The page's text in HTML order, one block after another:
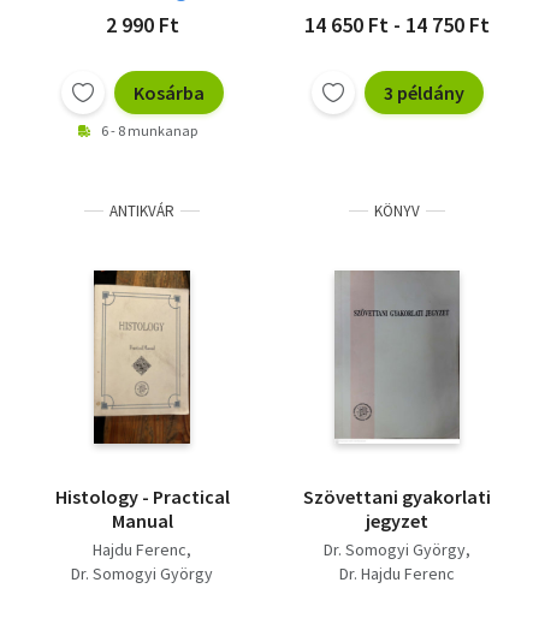
2 990 Ft
Kosárba
6 - 8 munkanap
14 650 Ft - 14 750 Ft
3 példány
ANTIKVÁR
Histology - Practical
Manual
Hajdu Ferenc
Dr. Somogyi György
KÖNYV
Szövettani gyakorlati
jegyzet
Dr. Somogyi György
Dr. Hajdu Ferenc